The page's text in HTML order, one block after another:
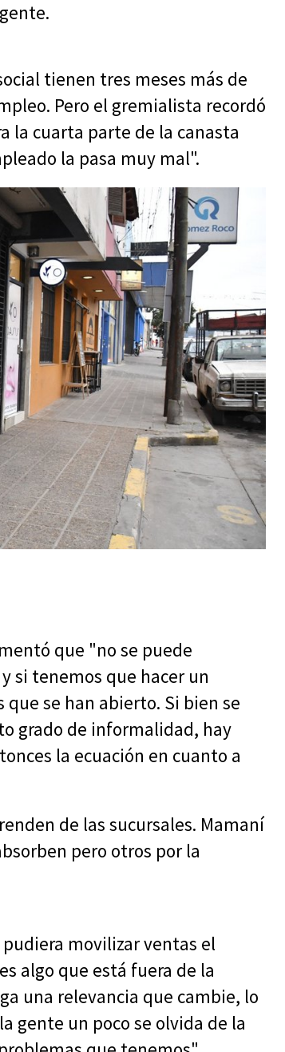
tienen tres meses más de
Pero el gremialista recordó
la cuarta parte de la canasta
la pasa muy mal".
que "no se puede
si tenemos que hacer un
que se han abierto. Si bien se
grado de informalidad, hay
la ecuación en cuanto a
de las sucursales. Mamaní
pero otros por la
movilizar ventas el
algo que está fuera de la
una relevancia que cambie, lo
gente un poco se olvida de la